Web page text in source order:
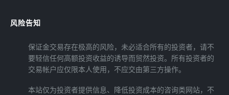
风险告知
保证金交易存在极高的风险，未必适合所有的投资者，请不
要轻信任何高额投资收益的诱导而贸然投资。所有投资者的
交易帐户应仅限本人使用，不应交由第三方操作。
本站仅为投资者提供信息、降低投资成本的咨询类网站，不